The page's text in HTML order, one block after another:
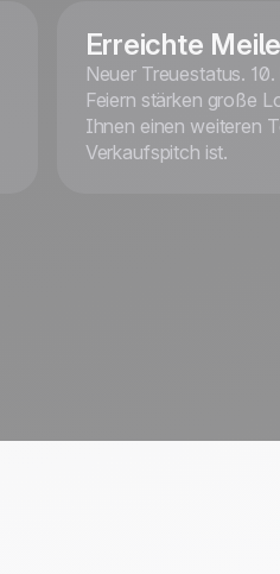
Erreichte
Neuer Treuestatus.
Feiern stärken große
Ihnen einen weiteren
Verkaufspitch ist.